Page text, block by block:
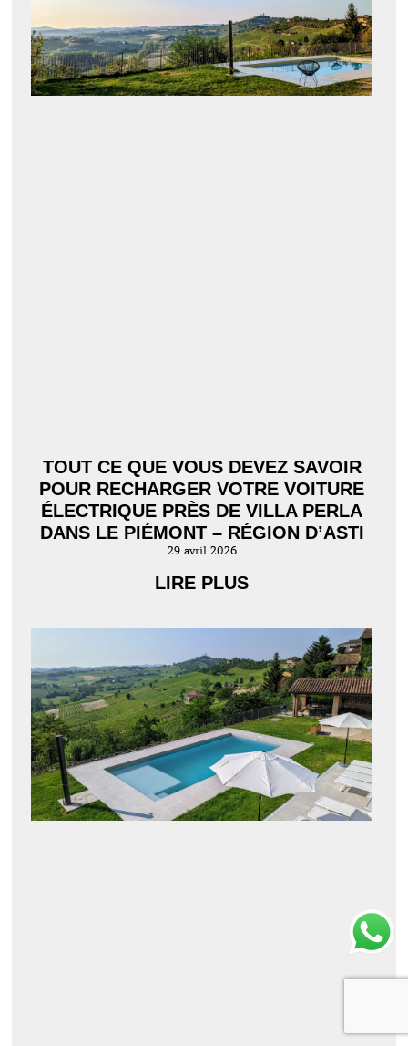
TOUT CE QUE VOUS DEVEZ SAVOIR
POUR RECHARGER VOTRE VOITURE
ÉLECTRIQUE PRÈS DE VILLA PERLA
DANS LE PIÉMONT – RÉGION D’ASTI
29 avril 2026
LIRE PLUS